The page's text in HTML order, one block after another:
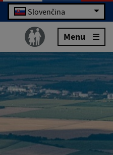
Slovenčina
Menu